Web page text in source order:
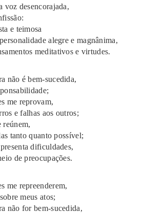
voz desencorajada,
e teimosa
alegre e magnânima,
meditativos e virtudes.
não é bem-sucedida,
me reprovam,
e falhas aos outros;
reúnem,
tanto quanto possível;
dificuldades,
de preocupações.
me repreenderem,
meus atos;
não for bem-sucedida,